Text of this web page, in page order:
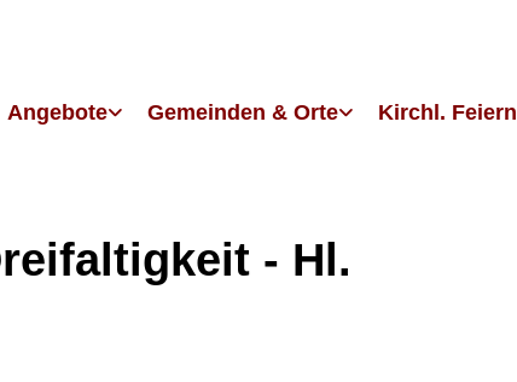
Angebote Gemeinden & Orte Kirchl. Feiern
- Hl.